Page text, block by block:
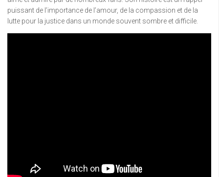
puissant de l’importance de l’amour, de la compassion et de la
lutte pour la justice dans un monde souvent sombre et difficile.